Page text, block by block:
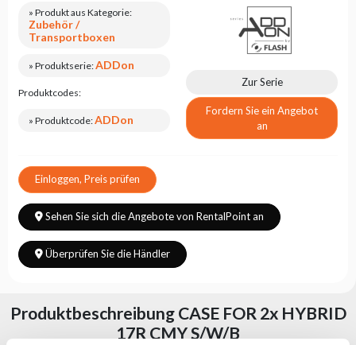
nach dem
Test
Leasing
Häufig
Fragen
Serie
» Produkt aus Kategorie:
Zubehör /
Transportboxen
» Produktserie:ADDon
Produktcodes:
» Produktcode:ADDon
Zur Serie
Fordern Sie ein Angebot
an
Einloggen, Preis prüfen
Sehen Sie sich die Angebote von RentalPoint an
Überprüfen Sie die Händler
Produktbeschreibung CASE FOR 2x HYBRID
17R CMY S/W/B